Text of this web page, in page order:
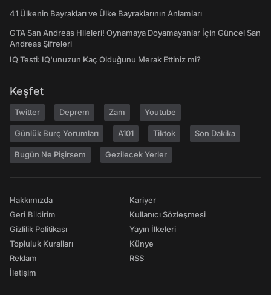
41 Ülkenin Bayrakları ve Ülke Bayraklarının Anlamları
GTA San Andreas Hileleri! Oynamaya Doyamayanlar İçin Güncel San
Andreas Şifreleri
IQ Testi: IQ'unuzun Kaç Olduğunu Merak Ettiniz mi?
Keşfet
Twitter Deprem Zam Youtube
Günlük Burç Yorumları A101 Tiktok Son Dakika
Bugün Ne Pişirsem Gezilecek Yerler
Hakkımızda
Geri Bildirim
Gizlilik Politikası
Topluluk Kuralları
Reklam
İletişim
Kariyer
Kullanıcı Sözleşmesi
Yayın İlkeleri
Künye
RSS